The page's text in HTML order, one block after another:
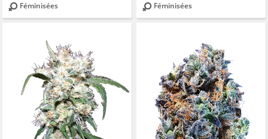
Féminisées Féminisées